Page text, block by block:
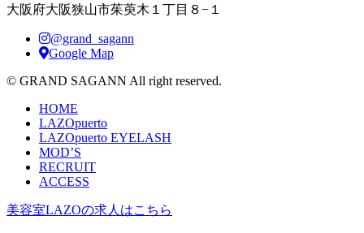
大阪府大阪狭山市茱萸木１丁目８−１
@grand_sagann
Google Map
© GRAND SAGANN All right reserved.
HOME
LAZOpuerto
LAZOpuerto EYELASH
MOD’S
RECRUIT
ACCESS
美容室LAZOの求人はこちら